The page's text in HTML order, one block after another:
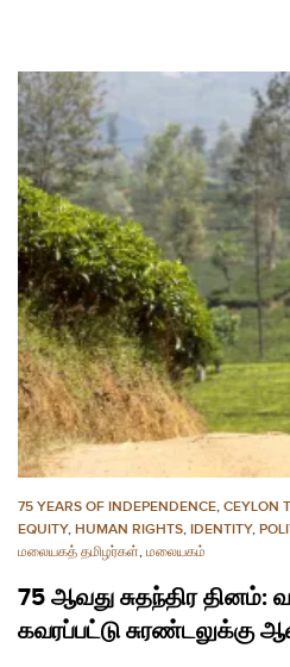
75 YEARS OF INDEPENDENCE, CEYLON
EQUITY, HUMAN RIGHTS, IDENTITY,
மலையகத் தமிழர்கள், மலையகம்
75 ஆவது சுதந்திர தினம்:
கவரப்பட்டு சுரண்டலுக்கு